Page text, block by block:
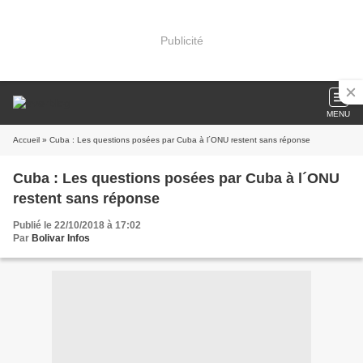
Publicité
MENU
Accueil » Cuba : Les questions posées par Cuba à l´ONU restent sans réponse
Cuba : Les questions posées par Cuba à l´ONU
restent sans réponse
Publié le 22/10/2018 à 17:02
Par Bolivar Infos